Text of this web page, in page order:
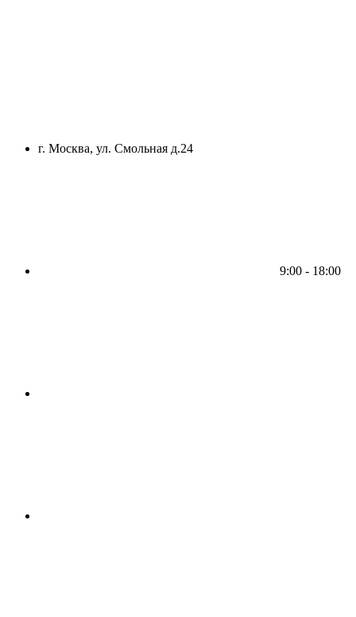
г. Москва, ул. Смольная д.24
9:00 - 18:00